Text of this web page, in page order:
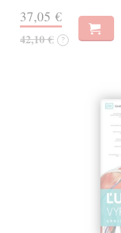
37,05 €
42,10 € ?